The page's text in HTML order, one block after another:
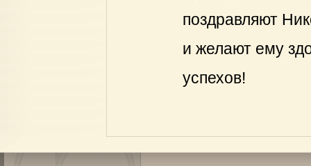
поздравляют
и желают ему
успехов!